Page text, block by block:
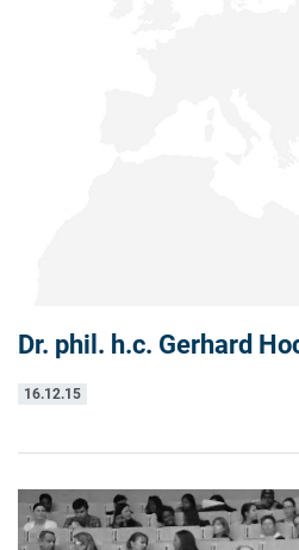
Dr. phil. h.c. Gerhard
16.12.15